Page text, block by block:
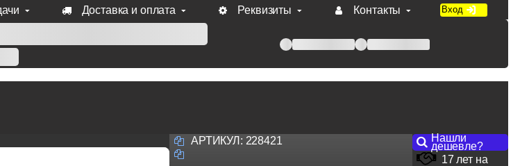
Доставка и оплата Реквизиты Контакты Вход
Fratelli, Tupai, Extreza, Melodia, Forme при оплате по счету.
АРТИКУЛ: 228421 Нашли
дешевле?
17 лет на